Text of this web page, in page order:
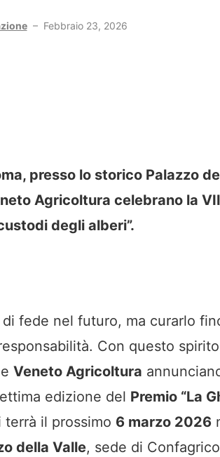
– Febbraio 23, 2026
presso lo storico Palazzo
Agricoltura celebrano la
degli alberi”.
fede nel futuro, ma curarlo
Con questo
e Veneto Agricoltura
edizione del Premio “La
terrà il prossimo 6 marzo 2026
della Valle, sede di